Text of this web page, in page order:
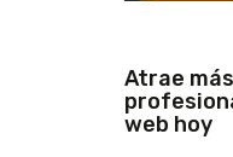
Atrae
web hoy